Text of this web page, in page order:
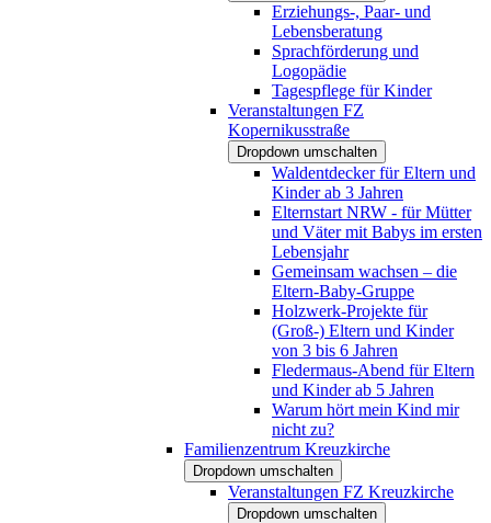
Erziehungs-, Paar- und
Lebensberatung
Sprachförderung und
Logopädie
Tagespflege für Kinder
Veranstaltungen FZ
Kopernikusstraße
Dropdown umschalten
Waldentdecker für Eltern und
Kinder ab 3 Jahren
Elternstart NRW - für Mütter
und Väter mit Babys im ersten
Lebensjahr
Gemeinsam wachsen – die
Eltern-Baby-Gruppe
Holzwerk-Projekte für
(Groß-) Eltern und Kinder
von 3 bis 6 Jahren
Fledermaus-Abend für Eltern
und Kinder ab 5 Jahren
Warum hört mein Kind mir
nicht zu?
Familienzentrum Kreuzkirche
Dropdown umschalten
Veranstaltungen FZ Kreuzkirche
Dropdown umschalten